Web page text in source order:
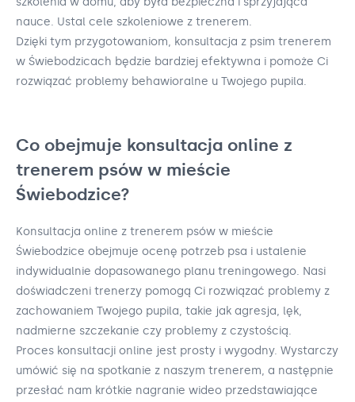
nauce. Ustal cele szkoleniowe z trenerem.
Dzięki tym przygotowaniom, konsultacja z psim trenerem
w Świebodzicach będzie bardziej efektywna i pomoże Ci
rozwiązać problemy behawioralne u Twojego pupila.
Co obejmuje konsultacja online z
trenerem psów w mieście
Świebodzice?
Konsultacja online z trenerem psów w mieście
Świebodzice obejmuje ocenę potrzeb psa i ustalenie
indywidualnie dopasowanego planu treningowego. Nasi
doświadczeni trenerzy pomogą Ci rozwiązać problemy z
zachowaniem Twojego pupila, takie jak agresja, lęk,
nadmierne szczekanie czy problemy z czystością.
Proces konsultacji online jest prosty i wygodny. Wystarczy
umówić się na spotkanie z naszym trenerem, a następnie
przesłać nam krótkie nagranie wideo przedstawiające